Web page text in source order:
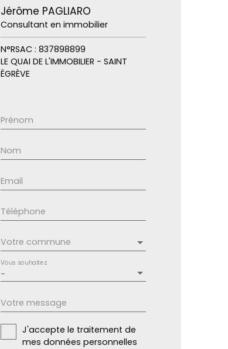
Jérôme PAGLIARO
Consultant en immobilier
N°RSAC : 837898899
LE QUAI DE L'IMMOBILIER - SAINT
ÉGRÈVE
Prénom
Nom
Email
Téléphone
Votre commune
-
Vous souhaitez
Votre message
J'accepte le traitement de
mes données personnelles